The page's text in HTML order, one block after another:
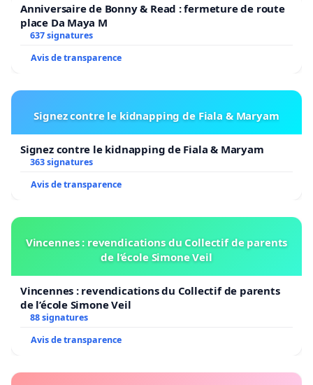
Anniversaire de Bonny & Read : fermeture de route
place Da Maya M
637 signatures
Avis de transparence
Signez contre le kidnapping de Fiala & Maryam
Signez contre le kidnapping de Fiala & Maryam
363 signatures
Avis de transparence
Vincennes : revendications du Collectif de parents
de l’école Simone Veil
Vincennes : revendications du Collectif de parents
de l’école Simone Veil
88 signatures
Avis de transparence